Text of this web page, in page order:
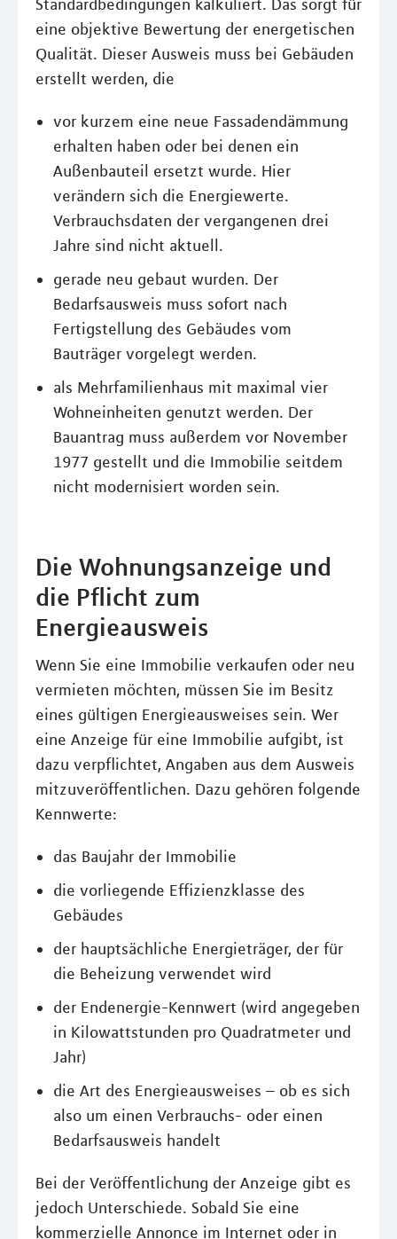
Standardbedingungen kalkuliert. Das sorgt für
eine objektive Bewertung der energetischen
Qualität. Dieser Ausweis muss bei Gebäuden
erstellt werden, die
vor kurzem eine neue Fassadendämmung
erhalten haben oder bei denen ein
Außenbauteil ersetzt wurde. Hier
verändern sich die Energiewerte.
Verbrauchsdaten der vergangenen drei
Jahre sind nicht aktuell.
gerade neu gebaut wurden. Der
Bedarfsausweis muss sofort nach
Fertigstellung des Gebäudes vom
Bauträger vorgelegt werden.
als Mehrfamilienhaus mit maximal vier
Wohneinheiten genutzt werden. Der
Bauantrag muss außerdem vor November
1977 gestellt und die Immobilie seitdem
nicht modernisiert worden sein.
Die Wohnungsanzeige und
die Pflicht zum
Energieausweis
Wenn Sie eine Immobilie verkaufen oder neu
vermieten möchten, müssen Sie im Besitz
eines gültigen Energieausweises sein. Wer
eine Anzeige für eine Immobilie aufgibt, ist
dazu verpflichtet, Angaben aus dem Ausweis
mitzuveröffentlichen. Dazu gehören folgende
Kennwerte:
das Baujahr der Immobilie
die vorliegende Effizienzklasse des
Gebäudes
der hauptsächliche Energieträger, der für
die Beheizung verwendet wird
der Endenergie-Kennwert (wird angegeben
in Kilowattstunden pro Quadratmeter und
Jahr)
die Art des Energieausweises – ob es sich
also um einen Verbrauchs- oder einen
Bedarfsausweis handelt
Bei der Veröffentlichung der Anzeige gibt es
jedoch Unterschiede. Sobald Sie eine
kommerzielle Annonce im Internet oder in